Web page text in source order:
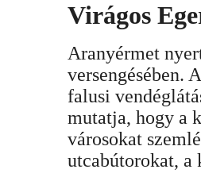
Virágos
Aranyérmet
versengésében.
falusi
mutatja, hogy a
városokat
utcabútorokat, a